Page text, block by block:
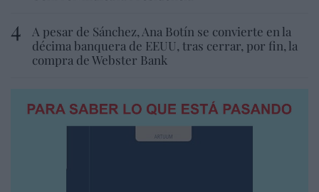
A pesar de Sánchez, Ana Botín se convierte en la
décima banquera de EEUU, tras cerrar, por fin, la
compra de Webster Bank